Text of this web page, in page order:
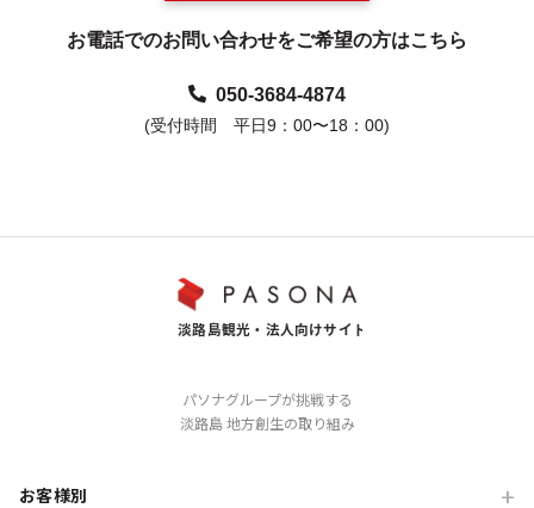
お電話でのお問い合わせをご希望の方はこちら
050-3684-4874
(受付時間 平日9：00〜18：00)
パソナグループが挑戦する
淡路島 地方創生の取り組み
お客様別